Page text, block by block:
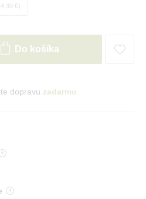
+24,30 €
Do košíka
dopravu zadarmo